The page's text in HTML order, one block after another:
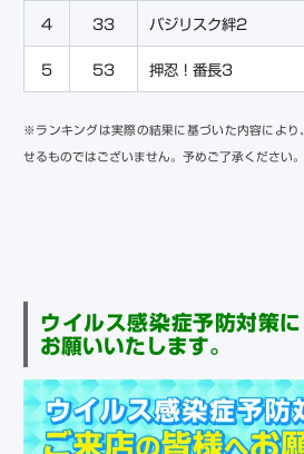
4 33 バジリスク絆2
5 53 押忍！番長3
※ランキングは実際の結果に基づいた内容により
せるものではございません。予めご了承ください。
ウイルス感染症予防対策
お願いいたします。